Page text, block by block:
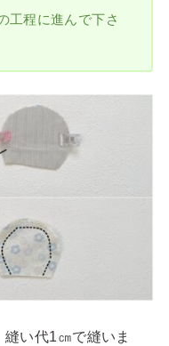
工程に進んで下さ
い代1㎝で縫いま